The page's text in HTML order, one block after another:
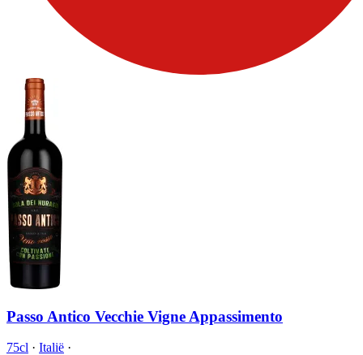
Passo Antico Vecchie Vigne Appassimento
75cl · Italië ·